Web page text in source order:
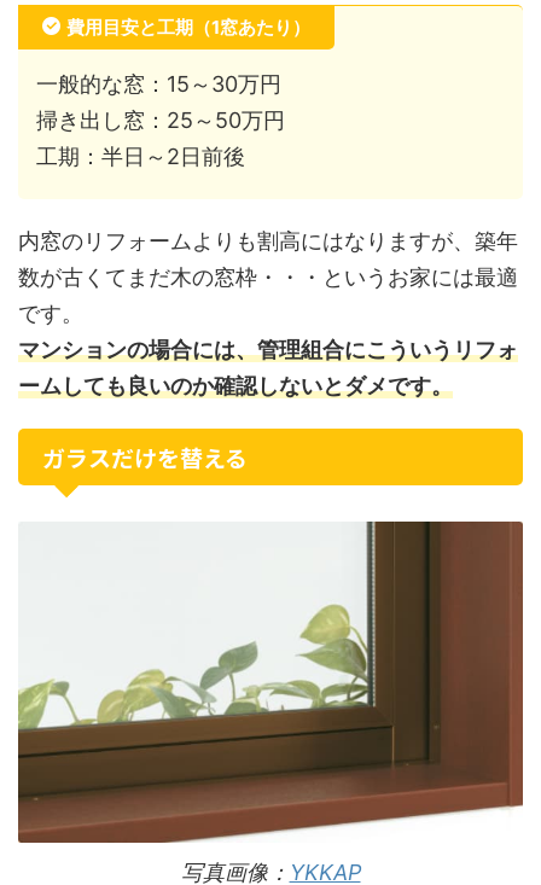
費用目安と工期（1窓あたり）
一般的な窓：15～30万円
掃き出し窓：25～50万円
工期：半日～2日前後
内窓のリフォームよりも割高にはなりますが、築年
数が古くてまだ木の窓枠・・・というお家には最適
です。
マンションの場合には、管理組合にこういうリフォ
ームしても良いのか確認しないとダメです。
ガラスだけを替える
写真画像： YKKAP